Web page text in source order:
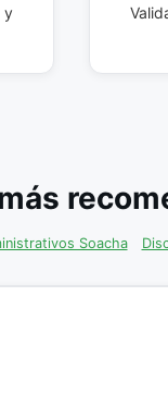
y
Soacha